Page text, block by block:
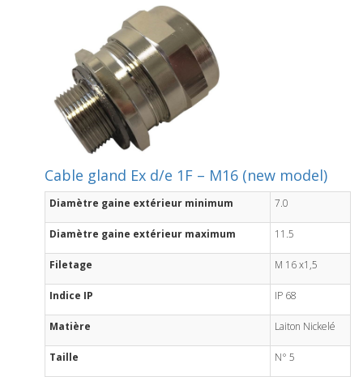
Cable gland Ex d/e 1F – M16 (new model)
Diamètre gaine extérieur minimum 7.0
Diamètre gaine extérieur maximum 11.5
Filetage M 16 x1,5
Indice IP IP 68
Matière Laiton Nickelé
Taille N° 5